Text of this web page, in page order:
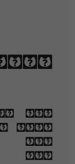
old
full
the